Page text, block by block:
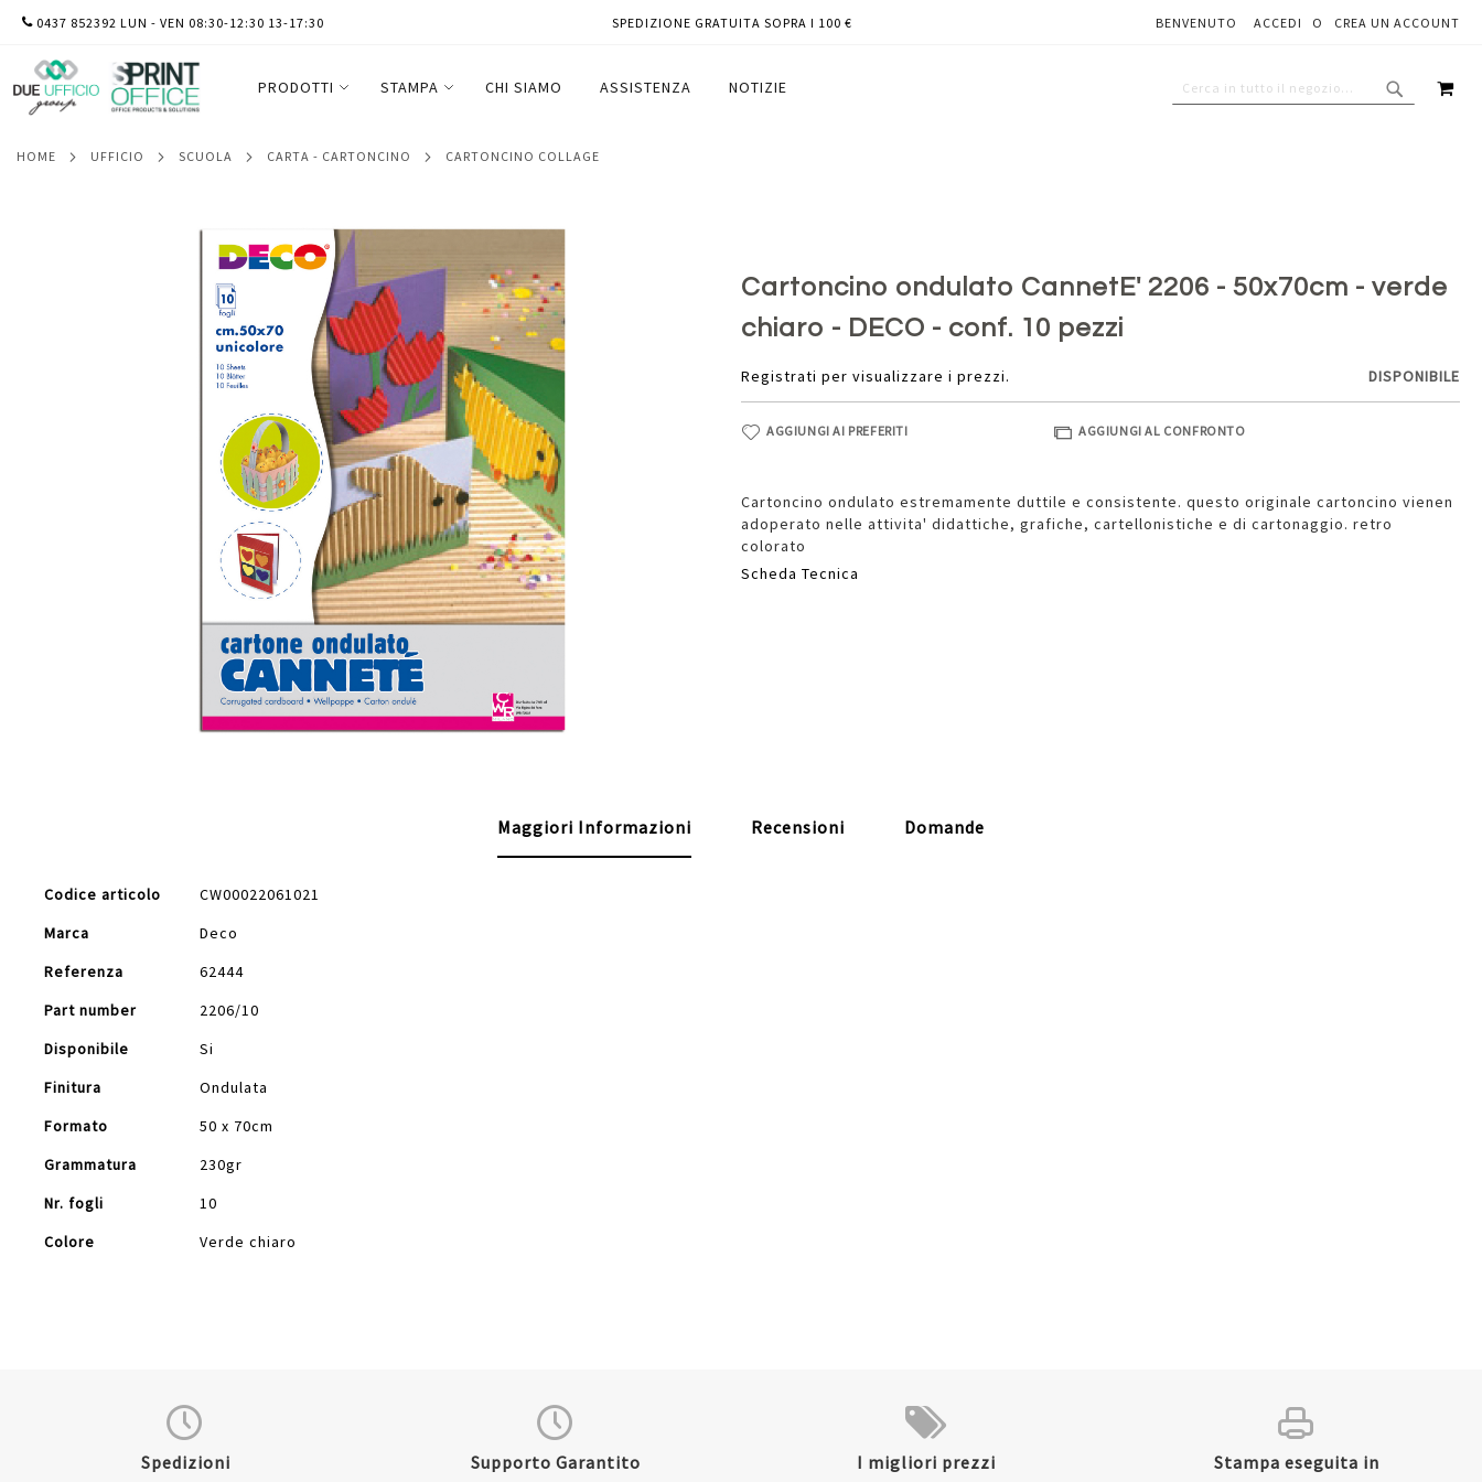
SALTA
CONTENUTO
BENVENUTO ACCEDI CREA UN ACCOUNT
0437 852392 LUN - VEN 08:30-12:30 13-17:30 SPEDIZIONE GRATUITA SOPRA I 100 €
PRODOTTI STAMPA CHI SIAMO ASSISTENZA NOTIZIE
HOME UFFICIO SCUOLA CARTA - CARTONCINO CARTONCINO COLLAGE
Cartoncino ondulato CannetE' 2206 - 50x70cm - verde
chiaro - DECO - conf. 10 pezzi
Registrati per visualizzare i prezzi. DISPONIBILE
AGGIUNGI AI PREFERITI AGGIUNGI AL CONFRONTO
Cartoncino ondulato estremamente duttile e consistente. questo originale cartoncino vienen
adoperato nelle attivita' didattiche, grafiche, cartellonistiche e di cartonaggio. retro
colorato
Scheda Tecnica
immagini
Maggiori Informazioni
Maggiori
Codice articolo
CW00022061021
Marca
Deco
Referenza
62444
Part number
2206/10
Disponibile
Si
Finitura
Ondulata
Formato
50 x 70cm
Grammatura
230gr
Nr. fogli
10
Colore
Verde chiaro
Recensioni Domande
Spedizioni Supporto Garantito I migliori prezzi Stampa eseguita in
Cartoncino ondulato CannetE' 2206 - 50x70cm - verde chiaro - DECO - conf. 10
pezzi